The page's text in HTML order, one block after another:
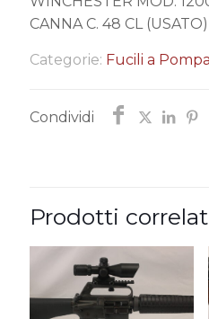
CANNA C. 48 CL (USATO)
Categorie: Fucili a Pompa
Condividi
Prodotti